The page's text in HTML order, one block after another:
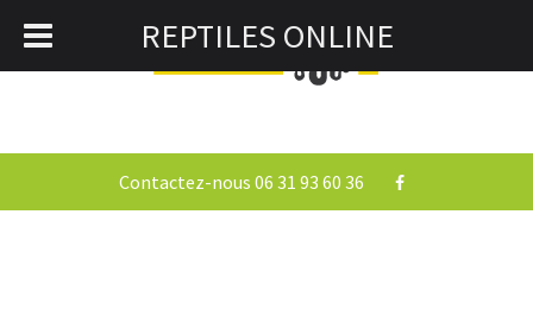
Contactez-nous 06 31 93 60 36
REPTILES ONLINE